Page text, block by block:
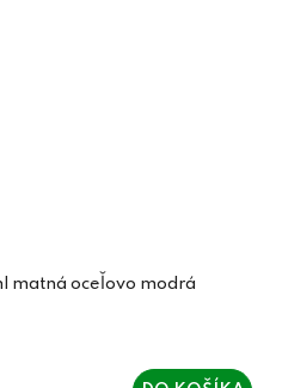
matná oceľovo modrá